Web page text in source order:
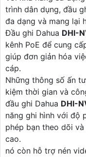
trình dân dụng, đầu
đa dạng và mang lại
Đầu ghi Dahua DHI-
kênh PoE để cung
giúp đơn giản hóa
cáp.
Những thông số ấn
kiệm thời gian và
đầu ghi Dahua DHI-
năng ghi hình với độ
phép bạn theo dõi
cao.
nó còn hỗ trợ nén